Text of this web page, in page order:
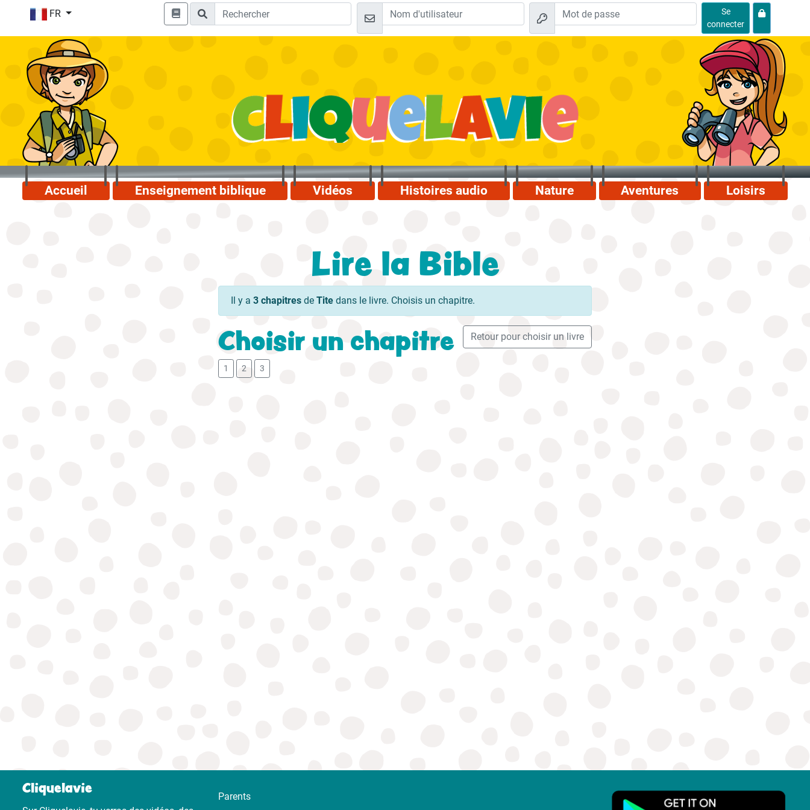
FR
Se
connecter
Accueil Enseignement biblique Vidéos Histoires audio Nature Aventures Loisirs
Lire la Bible
Il y a 3 chapitres de Tite dans le livre. Choisis un chapitre.
Retour pour choisir un livre
Choisir un chapitre
1 2 3
Cliquelavie
Parents